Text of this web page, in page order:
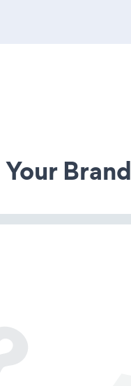
Brand